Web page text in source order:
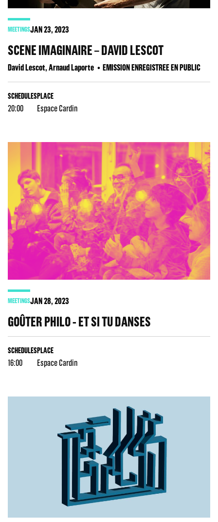
MEETINGSJAN23, 2023
SCENE IMAGINAIRE – DAVID LESCOT
David Lescot, Arnaud Laporte EMISSION ENREGISTREE EN PUBLIC
SCHEDULES
20:00
PLACE
Espace Cardin
MEETINGSJAN28, 2023
GOÛTER PHILO - ET SI TU DANSES
SCHEDULES
16:00
PLACE
Espace Cardin